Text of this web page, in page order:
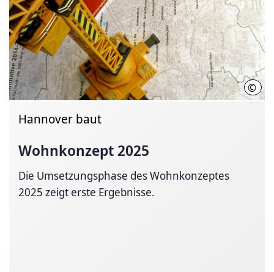
© LHH
Hannover baut
Wohnkonzept 2025
Die Umsetzungsphase des Wohnkonzeptes
2025 zeigt erste Ergebnisse.